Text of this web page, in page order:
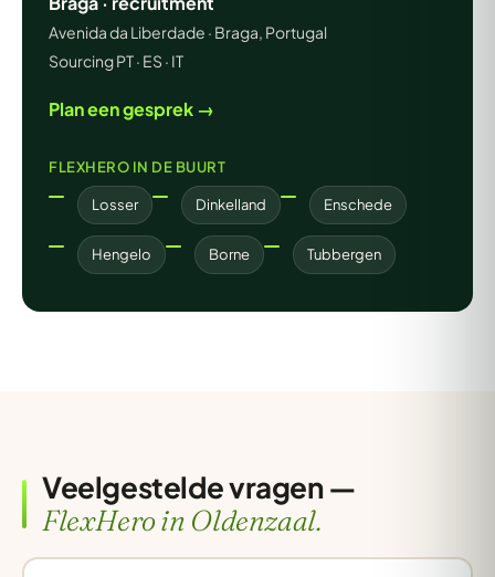
Avenida da Liberdade · Braga, Portugal
Sourcing PT · ES · IT
Plan een gesprek →
FLEXHERO IN DE BUURT
Losser Dinkelland Enschede
Hengelo Borne Tubbergen
Veelgestelde vragen —
FlexHero in Oldenzaal.